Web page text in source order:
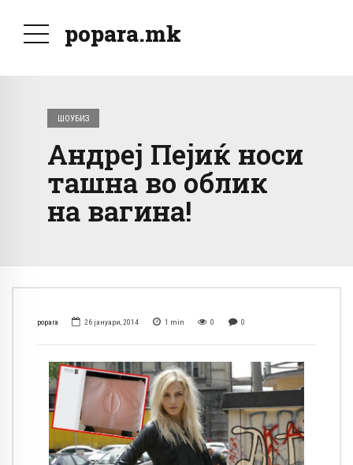
popara.mk
ШОУБИЗ
Андреј Пејиќ носи
ташна во облик
на вагина!
popara 26 јануари, 2014 1 min 0 0